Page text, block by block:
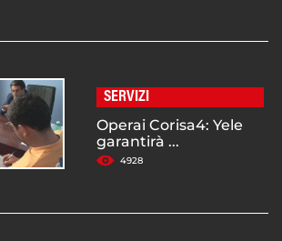
SERVIZI
Operai Corisa4: Yele
garantirà ...
4928